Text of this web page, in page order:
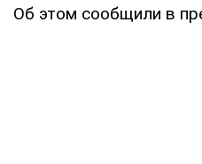
Об этом сообщили в